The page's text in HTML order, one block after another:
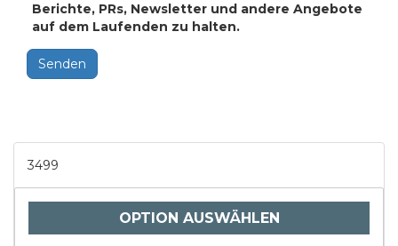
Berichte, PRs, Newsletter und andere Angebote
auf dem Laufenden zu halten.
Senden
3499
OPTION AUSWÄHLEN